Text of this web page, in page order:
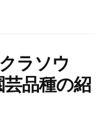
ラソウ
品種の紹